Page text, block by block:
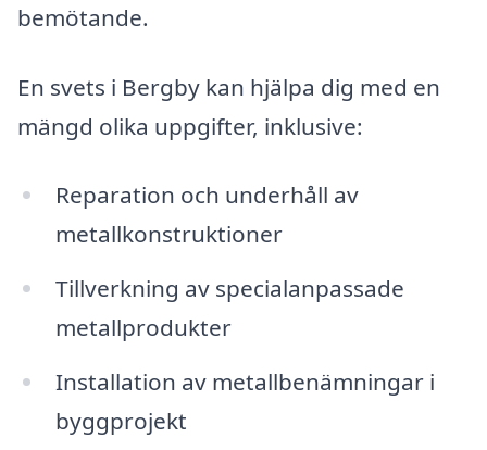
bemötande.
En svets i Bergby kan hjälpa dig med en
mängd olika uppgifter, inklusive:
Reparation och underhåll av
metallkonstruktioner
Tillverkning av specialanpassade
metallprodukter
Installation av metallbenämningar i
byggprojekt